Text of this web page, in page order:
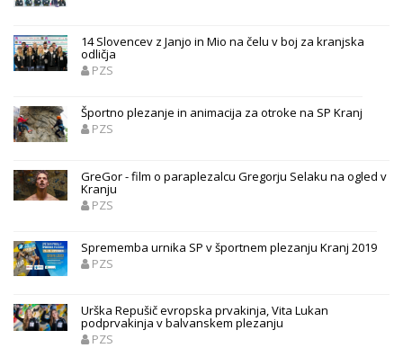
14 Slovencev z Janjo in Mio na čelu v boj za kranjska
odličja
PZS
Športno plezanje in animacija za otroke na SP Kranj
PZS
GreGor - film o paraplezalcu Gregorju Selaku na ogled v
Kranju
PZS
Sprememba urnika SP v športnem plezanju Kranj 2019
PZS
Urška Repušič evropska prvakinja, Vita Lukan
podprvakinja v balvanskem plezanju
PZS